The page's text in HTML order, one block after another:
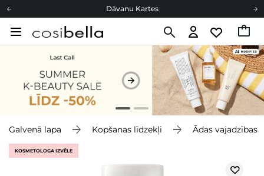
Dāvanu Kartes
Cosibella lojalitātes programma
Galvenā lapa Kopšanas līdzekļi Ādas vajadzības
KOSMETOLOGA IZVĒLE